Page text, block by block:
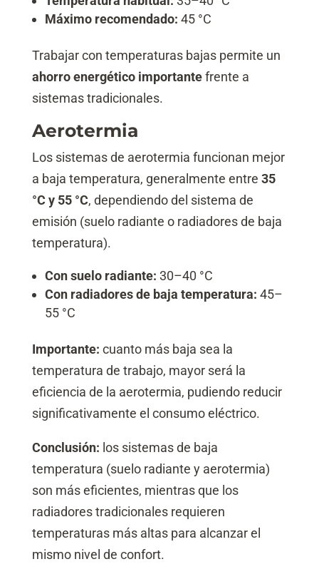
Máximo recomendado: 45 °C
Trabajar con temperaturas bajas permite un
ahorro energético importantefrente a
sistemas tradicionales.
Aerotermia
Los sistemas de aerotermia funcionan mejor
a baja temperatura, generalmente entre 35
°C y 55 °C, dependiendo del sistema de
emisión (suelo radiante o radiadores de baja
temperatura).
Con suelo radiante: 30–40 °C
Con radiadores de baja temperatura: 45–
55 °C
Importante: cuanto más baja sea la
temperatura de trabajo, mayor será la
eficiencia de la aerotermia, pudiendo reducir
significativamente el consumo eléctrico.
Conclusión: los sistemas de baja
temperatura (suelo radiante y aerotermia)
son más eficientes, mientras que los
radiadores tradicionales requieren
temperaturas más altas para alcanzar el
mismo nivel de confort.